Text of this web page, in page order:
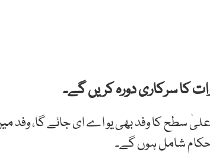
سطح کا وفد بھی یو اے ای جائے گا، وفد
حکام شامل ہوں گے۔